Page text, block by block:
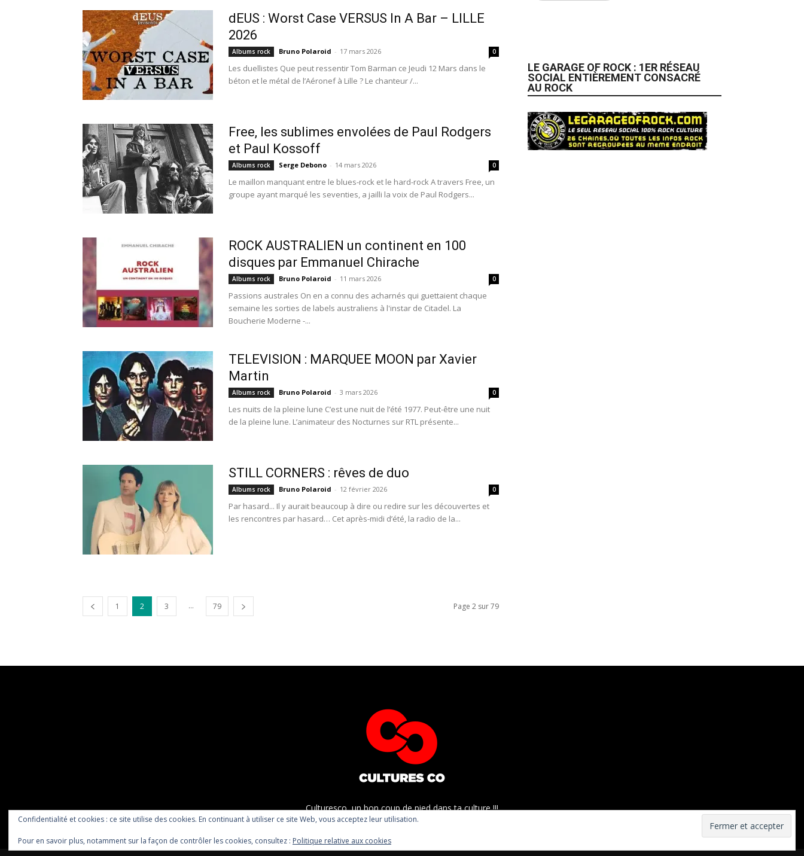
dEUS : Worst Case VERSUS In A Bar – LILLE
2026
Albums rock Bruno Polaroid - 17 mars 2026 0
Les duellistes Que peut ressentir Tom Barman ce Jeudi 12 Mars dans le
béton et le métal de l’Aéronef à Lille ? Le chanteur /...
Free, les sublimes envolées de Paul Rodgers
et Paul Kossoff
Albums rock Serge Debono - 14 mars 2026 0
Le maillon manquant entre le blues-rock et le hard-rock A travers Free, un
groupe ayant marqué les seventies, a jailli la voix de Paul Rodgers...
ROCK AUSTRALIEN un continent en 100
disques par Emmanuel Chirache
Albums rock Bruno Polaroid - 11 mars 2026 0
Passions australes On en a connu des acharnés qui guettaient chaque
semaine les sorties de labels australiens à l'instar de Citadel. La
Boucherie Moderne -...
TELEVISION : MARQUEE MOON par Xavier
Martin
Albums rock Bruno Polaroid - 3 mars 2026 0
Les nuits de la pleine lune C’est une nuit de l’été 1977. Peut-être une nuit
de la pleine lune. L’animateur des Nocturnes sur RTL présente...
STILL CORNERS : rêves de duo
Albums rock Bruno Polaroid - 12 février 2026 0
Par hasard... Il y aurait beaucoup à dire ou redire sur les découvertes et
les rencontres par hasard… Cet après-midi d’été, la radio de la...
1 2 3 ... 79 Page 2 sur 79
LE GARAGE OF ROCK : 1ER RÉSEAU
SOCIAL ENTIÈREMENT CONSACRÉ
AU ROCK
Culturesco, un bon coup de pied dans ta culture !!!
Confidentialité et cookies : ce site utilise des cookies. En continuant à utiliser ce site Web, vous acceptez leur utilisation.
Pour en savoir plus, notamment sur la façon de contrôler les cookies, consultez : Politique relative aux cookies